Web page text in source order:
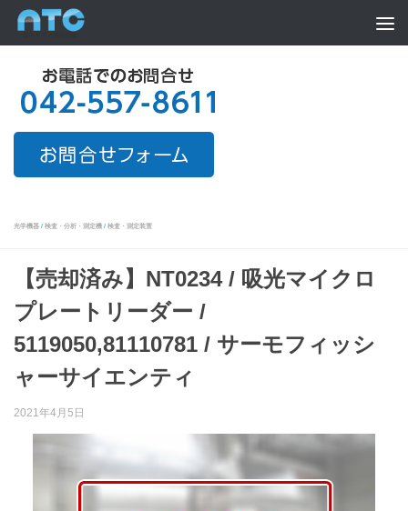
Skip to content
光学機器 / 検査・分析・測定機 / 検査・測定装置
【売却済み】NT0234 / 吸光マイクロ
プレートリーダー /
5119050,81110781 / サーモフィッシ
ャーサイエンティ
2021年4月5日